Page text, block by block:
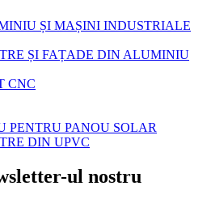
ȘI MAȘINI INDUSTRIALE
ȘI FAȚADE DIN ALUMINIU
CNC
PENTRU PANOU SOLAR
DIN UPVC
ul nostru